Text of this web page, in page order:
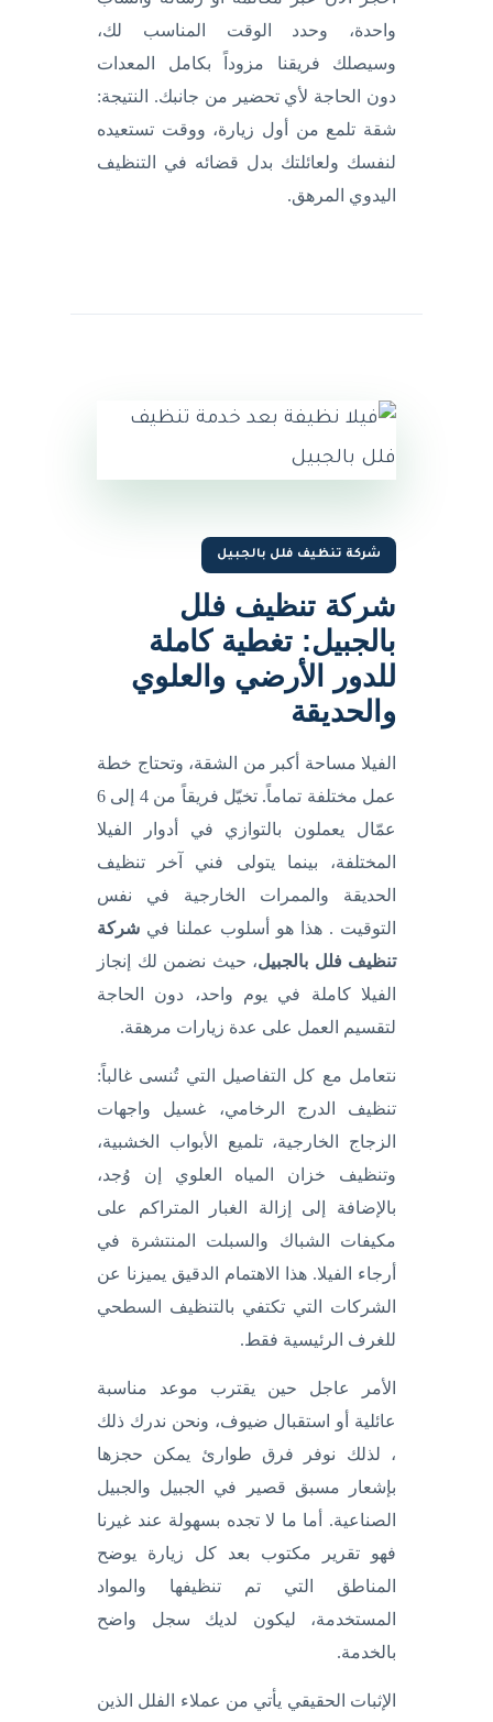
واحدة، وحدد الوقت المناسب لك،
وسيصلك فريقنا مزوداً بكامل المعدات
دون الحاجة لأي تحضير من جانبك. النتيجة:
شقة تلمع من أول زيارة، ووقت تستعيده
لنفسك ولعائلتك بدل قضائه في التنظيف
اليدوي المرهق.
شركة تنظيف فلل بالجبيل
شركة تنظيف فلل
بالجبيل: تغطية كاملة
للدور الأرضي والعلوي
والحديقة
الفيلا مساحة أكبر من الشقة، وتحتاج خطة
عمل مختلفة تماماً. تخيّل فريقاً من 4 إلى 6
عمّال يعملون بالتوازي في أدوار الفيلا
المختلفة، بينما يتولى فني آخر تنظيف
الحديقة والممرات الخارجية في نفس
التوقيت . هذا هو أسلوب عملنا في شركة
تنظيف فلل بالجبيل، حيث نضمن لك إنجاز
الفيلا كاملة في يوم واحد، دون الحاجة
لتقسيم العمل على عدة زيارات مرهقة.
نتعامل مع كل التفاصيل التي تُنسى غالباً:
تنظيف الدرج الرخامي، غسيل واجهات
الزجاج الخارجية، تلميع الأبواب الخشبية،
وتنظيف خزان المياه العلوي إن وُجد،
بالإضافة إلى إزالة الغبار المتراكم على
مكيفات الشباك والسبلت المنتشرة في
أرجاء الفيلا. هذا الاهتمام الدقيق يميزنا عن
الشركات التي تكتفي بالتنظيف السطحي
للغرف الرئيسية فقط.
الأمر عاجل حين يقترب موعد مناسبة
عائلية أو استقبال ضيوف، ونحن ندرك ذلك
، لذلك نوفر فرق طوارئ يمكن حجزها
بإشعار مسبق قصير في الجبيل والجبيل
الصناعية. أما ما لا تجده بسهولة عند غيرنا
فهو تقرير مكتوب بعد كل زيارة يوضح
المناطق التي تم تنظيفها والمواد
المستخدمة، ليكون لديك سجل واضح
بالخدمة.
الإثبات الحقيقي يأتي من عملاء الفلل الذين